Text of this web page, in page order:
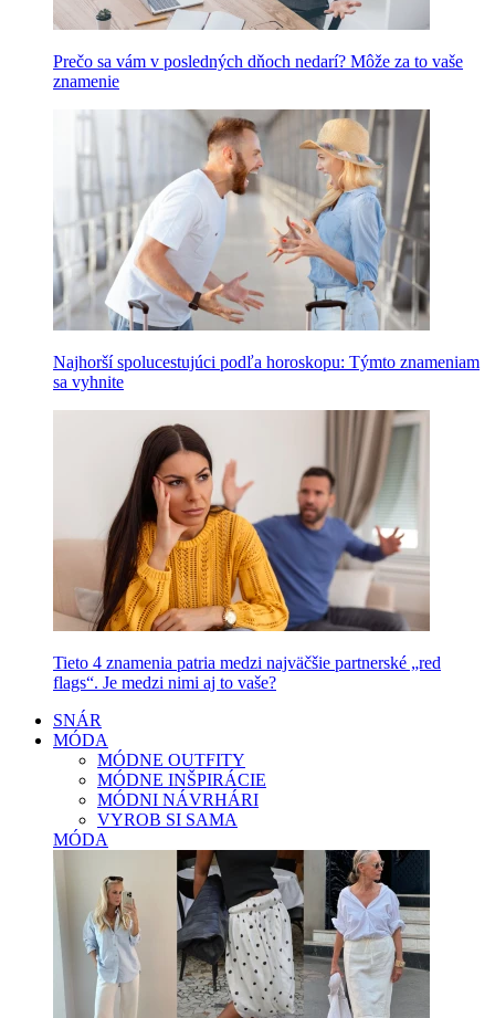
Prečo sa vám v posledných dňoch nedarí? Môže za to vaše
znamenie
Najhorší spolucestujúci podľa horoskopu: Týmto znameniam
sa vyhnite
Tieto 4 znamenia patria medzi najväčšie partnerské „red
flags“. Je medzi nimi aj to vaše?
SNÁR
MÓDA
MÓDNE OUTFITY
MÓDNE INŠPIRÁCIE
MÓDNI NÁVRHÁRI
VYROB SI SAMA
MÓDA